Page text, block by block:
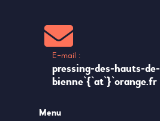
E-mail :
pressing-des-hauts-de-
bienne`{`at`}`orange.fr
Menu